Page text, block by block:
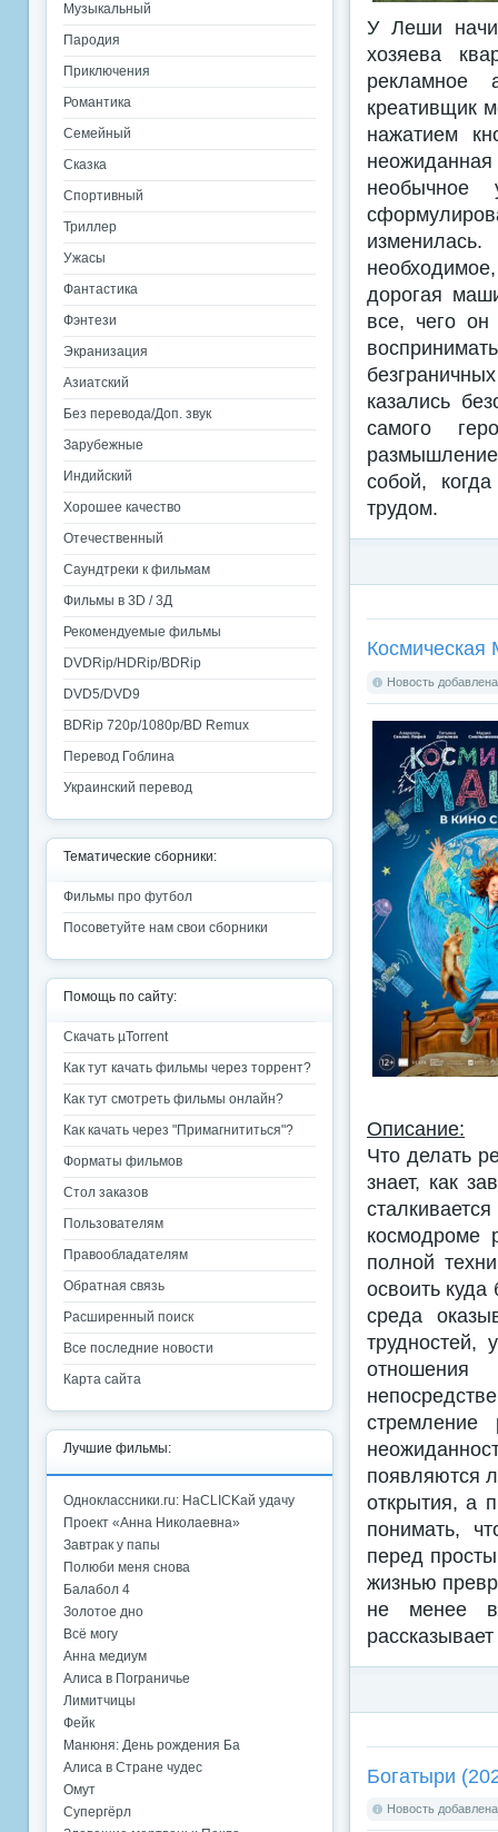
У Леши
хозяева
рекламное
креативщик
нажатием
необычное
дорогая
все, чего
казались
самого
размышление
собой,
трудом.
Новость
Описание:
Что делать
знает, как
космодроме
полной
освоить
среда
трудностей,
стремление
появляются
открытия, а
понимать,
перед
жизнью
не менее
Богатыри
Новость
Музыкальный
Пародия
Приключения
Романтика
Семейный
Сказка
Спортивный
Триллер
Ужасы
Фантастика
Фэнтези
Экранизация
Азиатский
Без перевода/Доп. звук
Зарубежные
Индийский
Хорошее качество
Отечественный
Саундтреки к фильмам
Фильмы в 3D / 3Д
Рекомендуемые фильмы
DVDRip/HDRip/BDRip
DVD5/DVD9
BDRip 720p/1080p/BD Remux
Перевод Гоблина
Украинский перевод
Тематические сборники:
Фильмы про футбол
Посоветуйте нам свои сборники
Помощь по сайту:
Скачать µTorrent
Как тут качать фильмы через торрент?
Как тут смотреть фильмы онлайн?
Как качать через "Примагнититься"?
Форматы фильмов
Стол заказов
Пользователям
Правообладателям
Обратная связь
Расширенный поиск
Все последние новости
Карта сайта
Лучшие фильмы:
Одноклассники.ru: НаCLICKай удачу
Проект «Анна Николаевна»
Завтрак у папы
Полюби меня снова
Балабол 4
Золотое дно
Всё могу
Анна медиум
Алиса в Пограничье
Лимитчицы
Фейк
Манюня: День рождения Ба
Алиса в Стране чудес
Омут
Супергёрл